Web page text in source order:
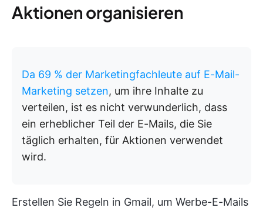
Aktionen organisieren
Da 69 % der Marketingfachleute auf E-Mail-
Marketing setzen, um ihre Inhalte zu
verteilen, ist es nicht verwunderlich, dass
ein erheblicher Teil der E-Mails, die Sie
täglich erhalten, für Aktionen verwendet
wird.
Erstellen Sie Regeln in Gmail, um Werbe-E-Mails